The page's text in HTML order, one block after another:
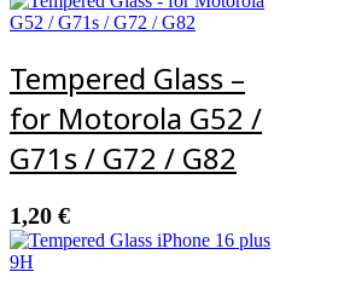
Tempered Glass –
for Motorola G52 /
G71s / G72 / G82
1,20 €